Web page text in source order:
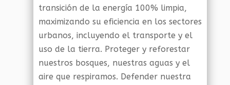
transición de la energía 100% limpia,
maximizando su eficiencia en los sectores
urbanos, incluyendo el transporte y el
uso de la tierra. Proteger y reforestar
nuestros bosques, nuestras aguas y el
aire que respiramos. Defender nuestra